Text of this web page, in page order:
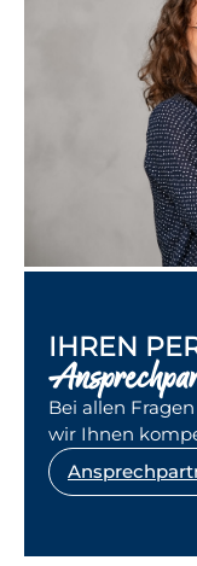
IHREN
Bei allen
wir Ihnen